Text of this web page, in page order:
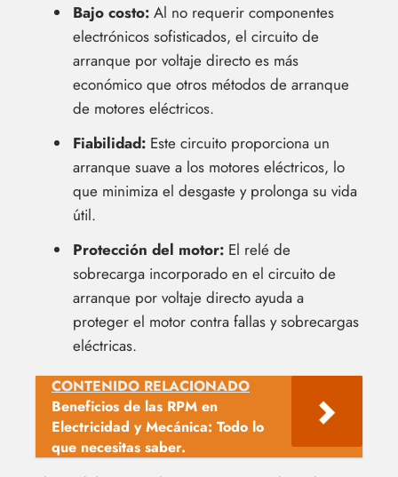
Bajo costo: Al no requerir componentes
electrónicos sofisticados, el circuito de
arranque por voltaje directo es más
económico que otros métodos de arranque
de motores eléctricos.
Fiabilidad: Este circuito proporciona un
arranque suave a los motores eléctricos, lo
que minimiza el desgaste y prolonga su vida
útil.
Protección del motor: El relé de
sobrecarga incorporado en el circuito de
arranque por voltaje directo ayuda a
proteger el motor contra fallas y sobrecargas
eléctricas.
CONTENIDO RELACIONADO
Beneficios de las RPM en
Electricidad y Mecánica: Todo lo
que necesitas saber.